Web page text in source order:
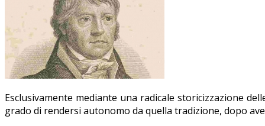
Esclusivamente mediante una radicale storicizzazione
grado di rendersi autonomo da quella tradizione, dopo